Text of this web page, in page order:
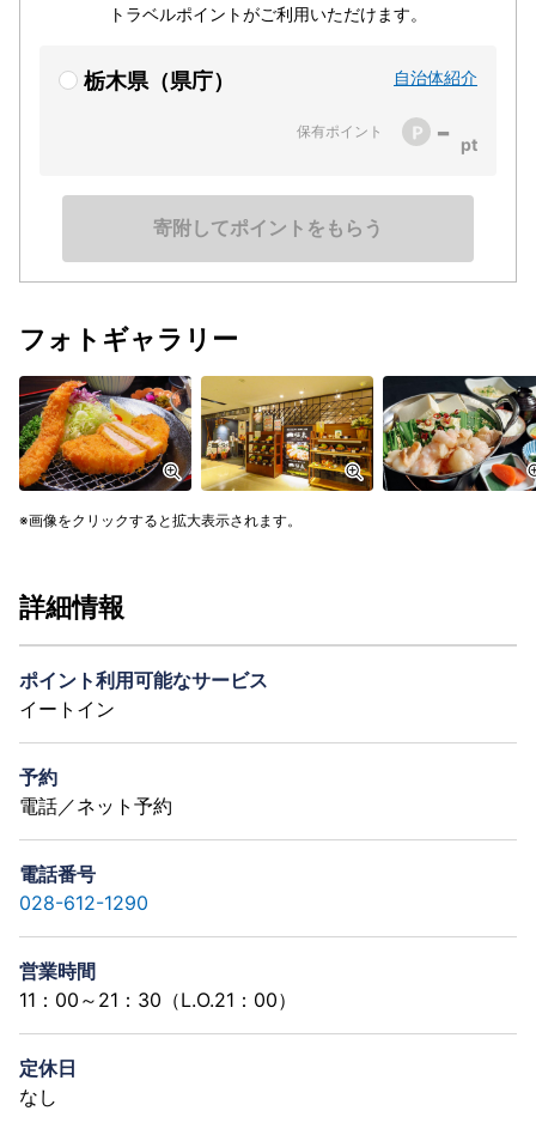
トラベルポイントがご利用いただけます。
栃木県（県庁） 自治体紹介
保有ポイント -
寄附してポイントをもらう
フォトギャラリー
画像をクリックすると拡大表示されます。
詳細情報
ポイント利用可能なサービス
イートイン
予約
電話／ネット予約
電話番号
028-612-1290
営業時間
11：00～21：30（L.O.21：00）
定休日
なし